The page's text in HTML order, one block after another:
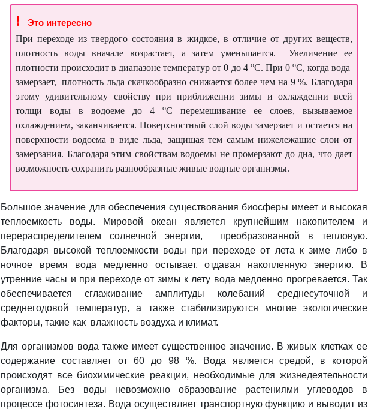
!
Это интересно
При переходе из твердого состояния в жидкое, в отличие от других веществ,
плотность воды вначале возрастает, а затем уменьшается. Увеличение ее
плотности происходит в диапазоне температур от 0 до 4 оС. При 0 оС, когда вода
замерзает, плотность льда скачкообразно снижается более чем на 9 %. Благодаря
этому удивительному свойству при приближении зимы и охлаждении всей
толщи воды в водоеме до 4
оС перемешивание ее слоев, вызываемое
охлаждением, заканчивается. Поверхностный слой воды замерзает и остается на
поверхности водоема в виде льда, защищая тем самым нижележащие слои от
замерзания. Благодаря этим свойствам водоемы не промерзают до дна, что дает
возможность сохранить разнообразные живые водные организмы.
Большое значение для обеспечения существования биосферы имеет и высокая
теплоемкость воды. Мировой океан является крупнейшим накопителем и
перераспределителем солнечной энергии, преобразованной в тепловую.
Благодаря высокой теплоемкости воды при переходе от лета к зиме либо в
ночное время вода медленно остывает, отдавая накопленную энергию. В
утренние часы и при переходе от зимы к лету вода медленно прогревается. Так
обеспечивается сглаживание амплитуды колебаний среднесуточной и
среднегодовой температур, а также стабилизируются многие экологические
факторы, такие как влажность воздуха и климат.
Для организмов вода также имеет существенное значение. В живых клетках ее
содержание составляет от 60 до 98 %. Вода является средой, в которой
происходят все биохимические реакции, необходимые для жизнедеятельности
организма. Без воды невозможно образование растениями углеводов в
процессе фотосинтеза. Вода осуществляет транспортную функцию и выводит из